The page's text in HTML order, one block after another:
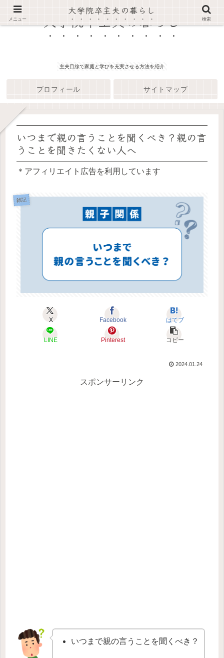
大学院卒主夫の暮らし
主夫目線で家庭と学びを充実させる方法を紹介
プロフィール サイトマップ
いつまで親の言うことを聞くべき？親の言
うことを聞きたくない人へ
＊アフィリエイト広告を利用しています
雑記
X Facebook はてブ
LINE Pinterest コピー
2024.01.24
スポンサーリンク
いつまで親の言うことを聞くべき？
メニュー
大学院卒主夫の暮らし
検索